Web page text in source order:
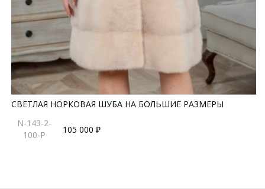
СВЕТЛАЯ НОРКОВАЯ ШУБА НА БОЛЬШИЕ РАЗМЕРЫ
N-143-2-
100-P
105 000 ₽